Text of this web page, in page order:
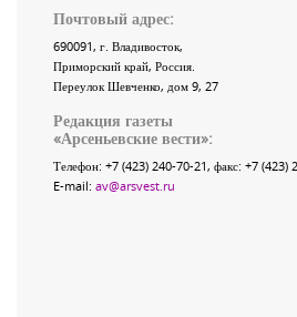
Почтовый адрес:
690091, г. Владивосток,
Приморский край, Россия.
Переулок Шевченко, дом 9, 27
Редакция газеты
«Арсеньевские вести»:
Телефон: +7 (423) 240-70-21, факс: +7 (423)
E-mail: av@arsvest.ru